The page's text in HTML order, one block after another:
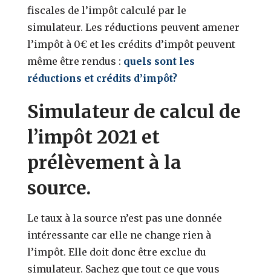
fiscales de l’impôt calculé par le
simulateur. Les réductions peuvent amener
l’impôt à 0€ et les crédits d’impôt peuvent
même être rendus : quels sont les
réductions et crédits d’impôt?
Simulateur de calcul de
l’impôt 2021 et
prélèvement à la
source.
Le taux à la source n’est pas une donnée
intéressante car elle ne change rien à
l’impôt. Elle doit donc être exclue du
simulateur. Sachez que tout ce que vous